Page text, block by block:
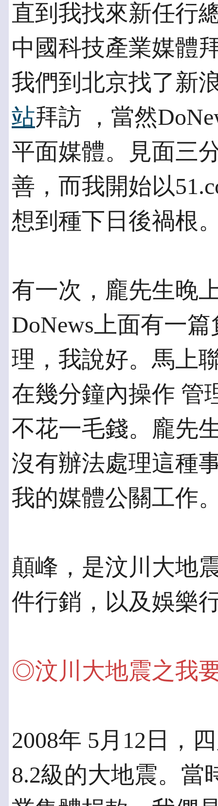
直到我找來新任行
中國科技產業媒體
我們到北京找了新
站拜訪 ，當然
平面媒體。見面三
善，而我開始以
想到種下日後禍根
有一次，龐先生晚
DoNews上面有一
理，我說好。馬上
在幾分鐘內操作 管
不花一毛錢。龐先
沒有辦法處理這種
我的媒體公關工作
顛峰，是汶川大地
件行銷，以及娛樂
◎汶川大地震之我
2008年 5月12日，
8.2級的大地震。當